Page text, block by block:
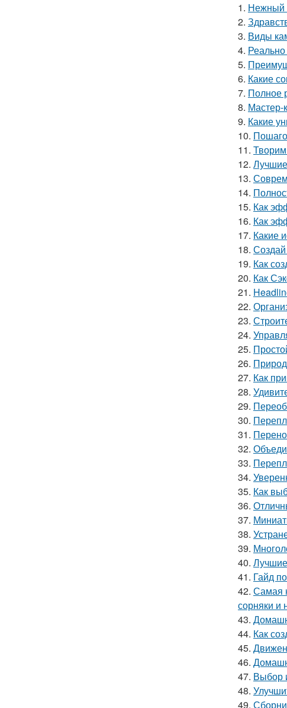
1. Нежный
2.
3. Виды
4.
5.
6. Какие
7. Полное
8. Мастер-
9. Какие
10.
11.
12.
13.
14.
15. Как
16. Как
17. Какие
18.
19. Как
20. Как
21.
22.
23.
24.
25.
26.
27. Как
28.
29.
30.
31.
32.
33.
34.
35. Как
36.
37.
38.
39.
40.
41. Гайд
42. Самая
сорняки и
43.
44. Как
45.
46.
47. Выбор
48.
49.